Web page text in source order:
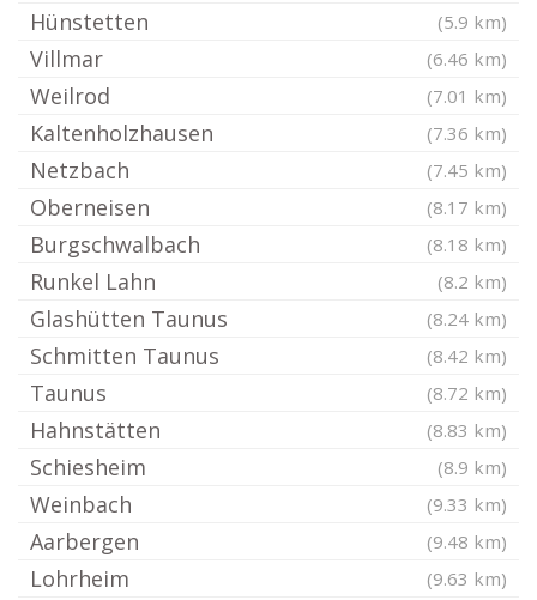
Hünstetten (5.9 km)
Villmar (6.46 km)
Weilrod (7.01 km)
Kaltenholzhausen (7.36 km)
Netzbach (7.45 km)
Oberneisen (8.17 km)
Burgschwalbach (8.18 km)
Runkel Lahn (8.2 km)
Glashütten Taunus (8.24 km)
Schmitten Taunus (8.42 km)
Taunus (8.72 km)
Hahnstätten (8.83 km)
Schiesheim (8.9 km)
Weinbach (9.33 km)
Aarbergen (9.48 km)
Lohrheim (9.63 km)